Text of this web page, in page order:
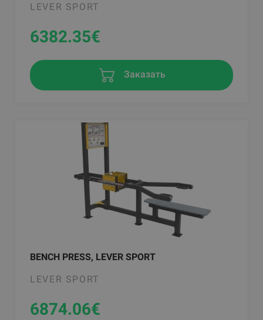
LEVER SPORT
6382.35€
Заказать
BENCH PRESS, LEVER SPORT
LEVER SPORT
6874.06€